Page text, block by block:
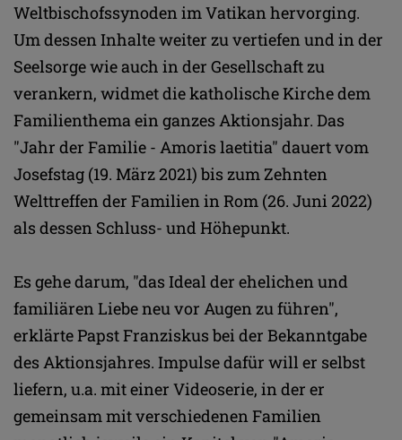
Weltbischofssynoden im Vatikan hervorging.
Um dessen Inhalte weiter zu vertiefen und in der
Seelsorge wie auch in der Gesellschaft zu
verankern, widmet die katholische Kirche dem
Familienthema ein ganzes Aktionsjahr. Das
"Jahr der Familie - Amoris laetitia" dauert vom
Josefstag (19. März 2021) bis zum Zehnten
Welttreffen der Familien in Rom (26. Juni 2022)
als dessen Schluss- und Höhepunkt.
Es gehe darum, "das Ideal der ehelichen und
familiären Liebe neu vor Augen zu führen",
erklärte Papst Franziskus bei der Bekanntgabe
des Aktionsjahres. Impulse dafür will er selbst
liefern, u.a. mit einer Videoserie, in der er
gemeinsam mit verschiedenen Familien